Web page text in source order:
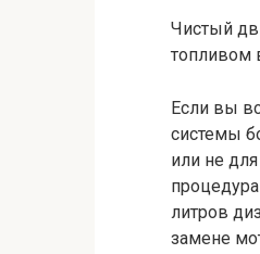
Чистый
топливом
Если вы
системы
или не
литров
замене